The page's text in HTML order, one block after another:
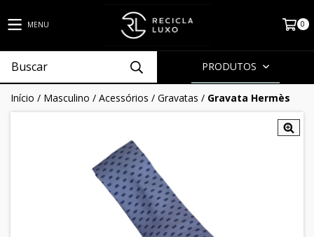
MENU 0
PRODUTOS
Início / Masculino / Acessórios / Gravatas / Gravata Hermès